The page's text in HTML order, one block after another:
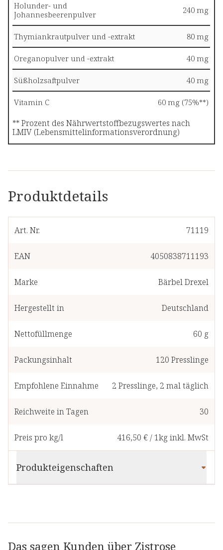
Produktdetails
Art. Nr. 71119
EAN 4050838711193
Marke Bärbel Drexel
Hergestellt in Deutschland
Nettofüllmenge 60 g
Packungsinhalt 120 Presslinge
Empfohlene Einnahme 2 Presslinge, 2 mal täglich
Reichweite in Tagen 30
Preis pro kg/l 416,50 €/ 1kginkl. MwSt
Produkteigenschaften
Holunder- und
Johannesbeerenpulver
240 mg
Thymiankrautpulver und -extrakt 80 mg
Oreganopulver und -extrakt 40 mg
Süßholzsaftpulver 40 mg
Vitamin C 60 mg (75%**)
** Prozent des Nährwertstoffbezugswertes nach
LMIV (Lebensmittelinformationsverordnung)
Das sagen Kunden über Zistrose